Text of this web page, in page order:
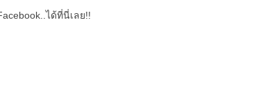
ได้ที่นี่เลย!!